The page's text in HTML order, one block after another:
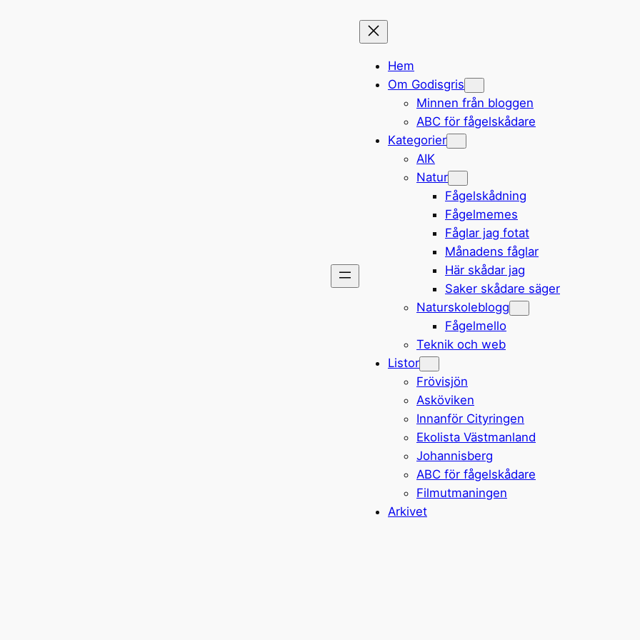
Hem
Om Godisgris
Minnen från bloggen
ABC för fågelskådare
Kategorier
AIK
Natur
Fågelskådning
Fågelmemes
Fåglar jag fotat
Månadens fåglar
Här skådar jag
Saker skådare säger
Naturskoleblogg
Fågelmello
Teknik och web
Listor
Frövisjön
Asköviken
Innanför Cityringen
Ekolista Västmanland
Johannisberg
ABC för fågelskådare
Filmutmaningen
Arkivet